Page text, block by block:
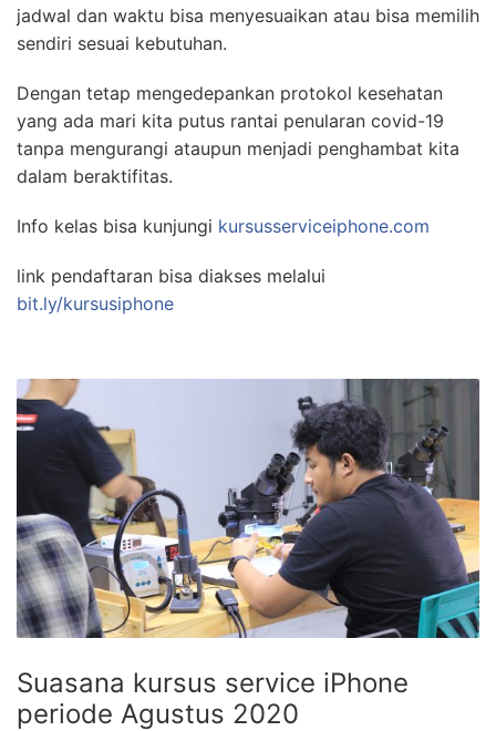
jadwal dan waktu bisa menyesuaikan atau bisa memilih
sendiri sesuai kebutuhan.
Dengan tetap mengedepankan protokol kesehatan
yang ada mari kita putus rantai penularan covid-19
tanpa mengurangi ataupun menjadi penghambat kita
dalam beraktifitas.
Info kelas bisa kunjungi kursusserviceiphone.com
link pendaftaran bisa diakses melalui
bit.ly/kursusiphone
Suasana kursus service iPhone
periode Agustus 2020